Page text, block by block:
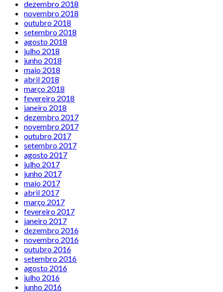
dezembro 2018
novembro 2018
outubro 2018
setembro 2018
agosto 2018
julho 2018
junho 2018
maio 2018
abril 2018
março 2018
fevereiro 2018
janeiro 2018
dezembro 2017
novembro 2017
outubro 2017
setembro 2017
agosto 2017
julho 2017
junho 2017
maio 2017
abril 2017
março 2017
fevereiro 2017
janeiro 2017
dezembro 2016
novembro 2016
outubro 2016
setembro 2016
agosto 2016
julho 2016
junho 2016